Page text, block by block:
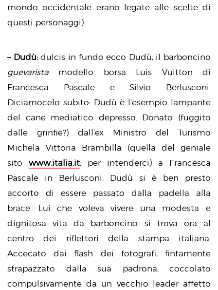
mondo occidentale erano legate alle scelte di
questi personaggi)
– Dudù:dulcis in fundo ecco Dudù, il barboncino
guevarista modello borsa Luis Vuitton di
Francesca Pascale e Silvio Berlusconi.
Diciamocelo subito: Dudù è l’esempio lampante
del cane mediatico depresso. Donato (fuggito
dalle grinfie?) dall’ex Ministro del Turismo
Michela Vittoria Brambilla (quella del geniale
sito www.italia.it, per intenderci) a Francesca
Pascale in Berlusconi, Dudù si è ben presto
accorto di essere passato dalla padella alla
brace. Lui che voleva vivere una modesta e
dignitosa vita da barboncino si trova ora al
centro dei riflettori della stampa italiana.
Accecato dai flash dei fotografi, fintamente
strapazzato dalla sua padrona, coccolato
compulsivamente da un vecchio leader affetto